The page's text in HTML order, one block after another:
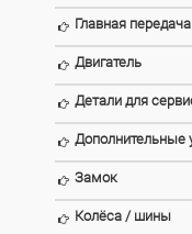
Главная передача
Двигатель
Детали для
Дополнительные
Замок
Колёса / шины